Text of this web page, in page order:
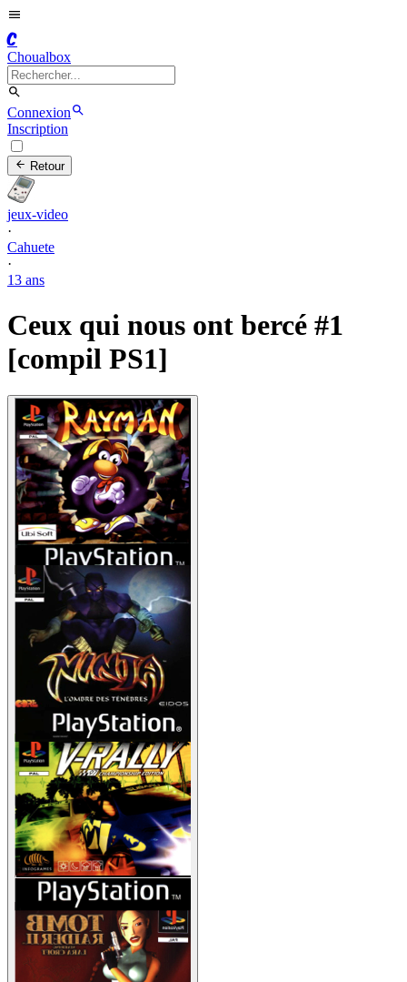
C
Choualbox
Connexion
Inscription
Retour
jeux-video
·
Cahuete
·
13 ans
Ceux qui nous ont bercé #1
[compil PS1]